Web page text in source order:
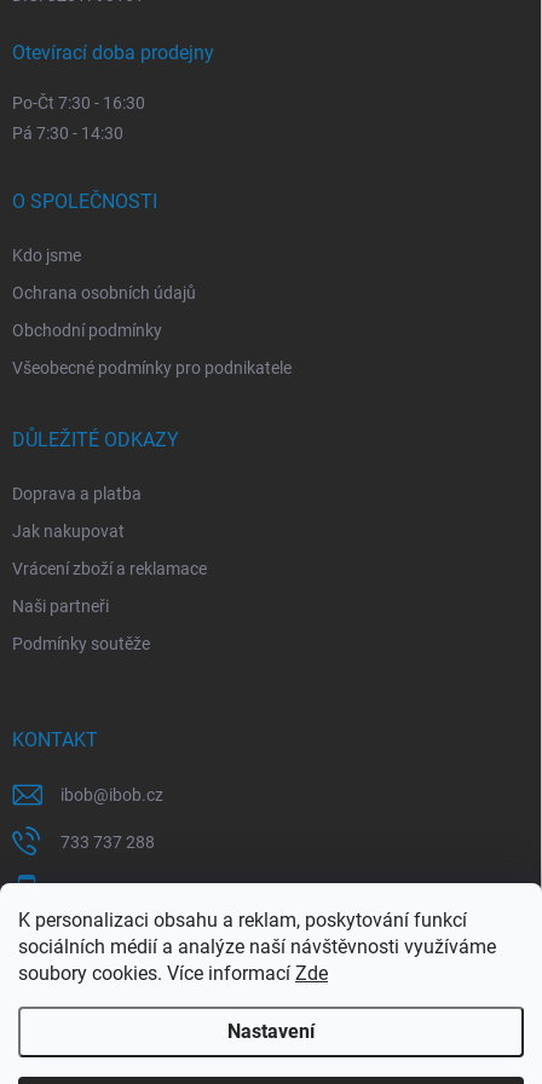
K personalizaci obsahu a reklam, poskytování funkcí
sociálních médií a analýze naší návštěvnosti využíváme
soubory cookies. Více informací Zde
Nastavení
Otevírací doba prodejny
Po-Čt 7:30 - 16:30
Pá 7:30 - 14:30
O SPOLEČNOSTI
Kdo jsme
Ochrana osobních údajů
Obchodní podmínky
Všeobecné podmínky pro podnikatele
DŮLEŽITÉ ODKAZY
Doprava a platba
Jak nakupovat
Vrácení zboží a reklamace
Naši partneři
Podmínky soutěže
KONTAKT
ibob@ibob.cz
733 737 288
607 069 561
Sledujte nás na Facebooku !
ibob_s.r.o/
Copyright 2026ibob s.r.o.. Všechna práva vyhrazena.Upravit nastavení